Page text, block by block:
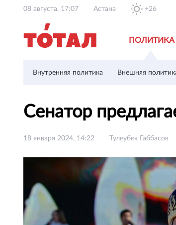
08 августа, 17:07 Астана +26
ПОЛИТИКА
Внутренняя политика Внешняя
Сенатор
18 января 2024, 14:22 Тулеубек Габбасов